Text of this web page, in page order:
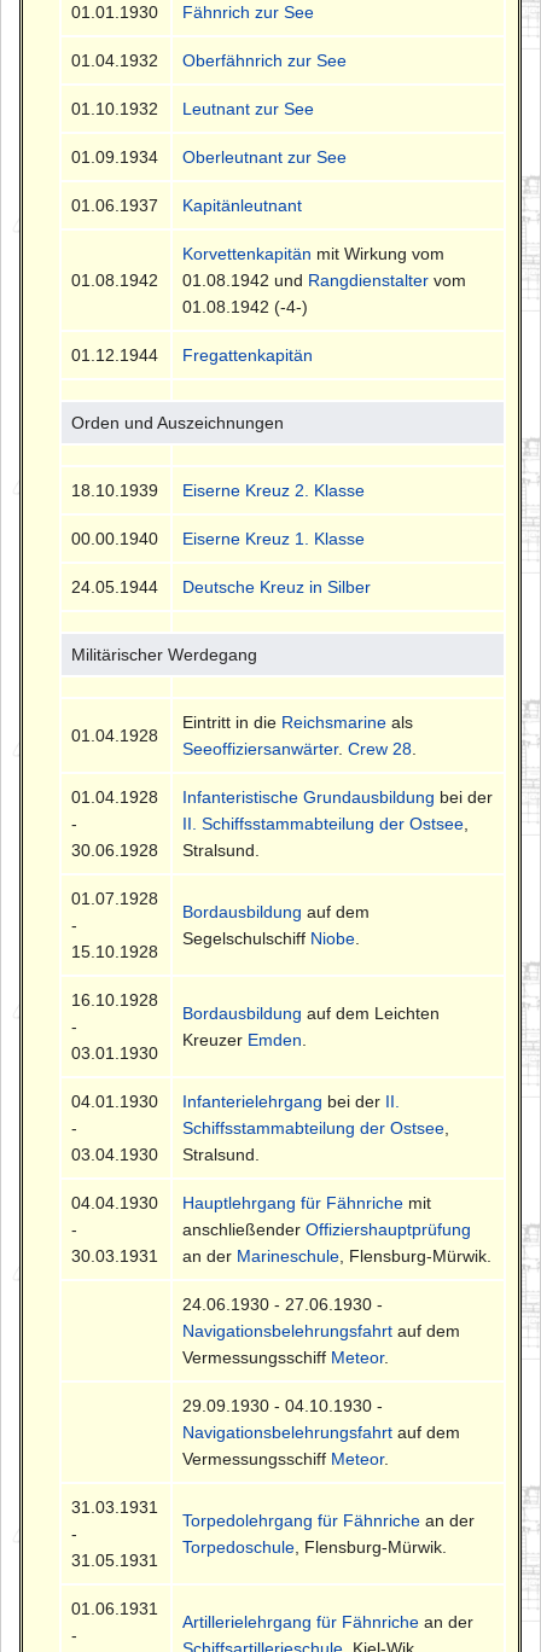
01.01.1930 Fähnrich zur See
01.04.1932 Oberfähnrich zur See
01.10.1932 Leutnant zur See
01.09.1934 Oberleutnant zur See
01.06.1937 Kapitänleutnant
01.08.1942
Korvettenkapitän mit Wirkung vom
01.08.1942 und Rangdienstalter vom
01.08.1942 (-4-)
01.12.1944 Fregattenkapitän
Orden und Auszeichnungen
18.10.1939 Eiserne Kreuz 2. Klasse
00.00.1940 Eiserne Kreuz 1. Klasse
24.05.1944 Deutsche Kreuz in Silber
Militärischer Werdegang
01.04.1928
Eintritt in die Reichsmarine als
Seeoffiziersanwärter.Crew 28
01.04.1928
-
30.06.1928
Infanteristische Grundausbildung bei der
II. Schiffsstammabteilung der Ostsee
Stralsund.
01.07.1928
-
15.10.1928
Bordausbildung auf dem
Segelschulschiff Niobe
16.10.1928
-
03.01.1930
Bordausbildung auf dem Leichten
Kreuzer Emden
04.01.1930
-
03.04.1930
Infanterielehrgang bei der II.
Schiffsstammabteilung der Ostsee
Stralsund.
04.04.1930
-
30.03.1931
Hauptlehrgang für Fähnriche mit
anschließenderOffiziershauptprüfung
an der Marineschule , Flensburg-Mürwik.
24.06.1930 - 27.06.1930 -
Navigationsbelehrungsfahrt auf dem
Vermessungsschiff Meteor.
29.09.1930 - 04.10.1930 -
Navigationsbelehrungsfahrt auf dem
Vermessungsschiff Meteor.
31.03.1931
-
31.05.1931
Torpedolehrgang für Fähnriche an der
Torpedoschule , Flensburg-Mürwik.
01.06.1931
-
Artillerielehrgang für Fähnriche an der